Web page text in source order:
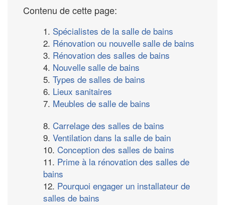
Contenu de cette page:
1. Spécialistes de la salle de bains
2. Rénovation ou nouvelle salle de bains
3. Rénovation des salles de bains
4. Nouvelle salle de bains
5. Types de salles de bains
6. Lieux sanitaires
7. Meubles de salle de bains
8. Carrelage des salles de bains
9. Ventilation dans la salle de bain
10. Conception des salles de bains
11. Prime à la rénovation des salles de
bains
12. Pourquoi engager un installateur de
salles de bains